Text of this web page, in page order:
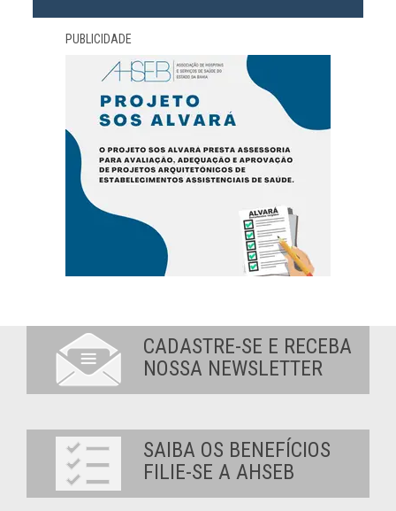
PUBLICIDADE
CADASTRE-SE E RECEBA
NOSSA NEWSLETTER
SAIBA OS BENEFÍCIOS
FILIE-SE A AHSEB